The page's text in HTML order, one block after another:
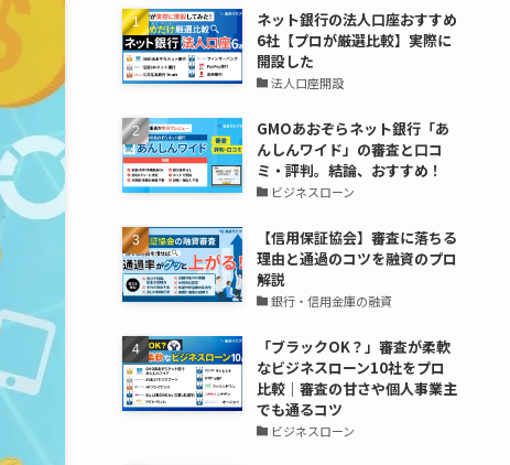
ネット銀行の法人口座おすすめ
6社【プロが厳選比較】実際に
開設した
法人口座開設
GMOあおぞらネット銀行「あ
んしんワイド」の審査と口コ
ミ・評判。結論、おすすめ！
ビジネスローン
【信用保証協会】審査に落ちる
理由と通過のコツを融資のプロ
解説
銀行・信用金庫の融資
「ブラックOK？」審査が柔軟
なビジネスローン10社をプロ
比較｜審査の甘さや個人事業主
でも通るコツ
ビジネスローン